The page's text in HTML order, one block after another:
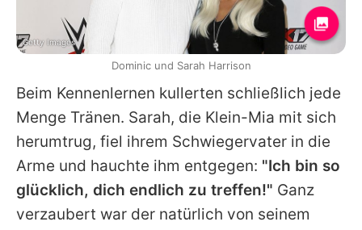
Beim Kennenlernen kullerten schließlich jede
Menge Tränen. Sarah, die Klein-Mia mit sich
herumtrug, fiel ihrem Schwiegervater in die
Arme und hauchte ihm entgegen: "Ich bin so
glücklich, dich endlich zu treffen!" Ganz
verzaubert war der natürlich von seinem
Getty Images
Dominic und Sarah Harrison